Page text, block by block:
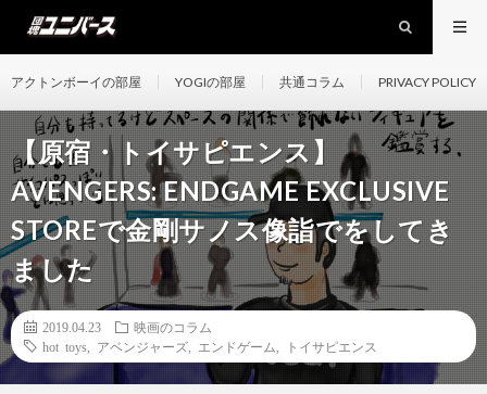
アクトンボーイの部屋 YOGIの部屋 共通コラム PRIVACY POLICY
【原宿・トイサピエンス】
AVENGERS: ENDGAME EXCLUSIVE
STOREで金剛サノス像詣でをしてき
ました
2019.04.23
映画のコラム
hot toys
アベンジャーズ エンドゲーム トイサピエンス